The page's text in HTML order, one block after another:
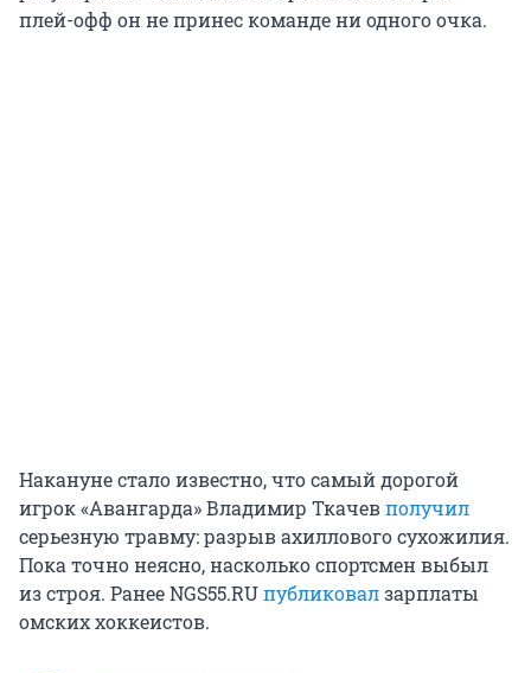
плей-офф он не принес команде ни одного очка.
Накануне стало известно, что самый дорогой
игрок «Авангарда» Владимир Ткачевполучил
серьезную травму: разрыв ахиллового сухожилия.
Пока точно неясно, насколько спортсмен выбыл
из строя. Ранее NGS55.RUпубликовалзарплаты
омских хоккеистов.